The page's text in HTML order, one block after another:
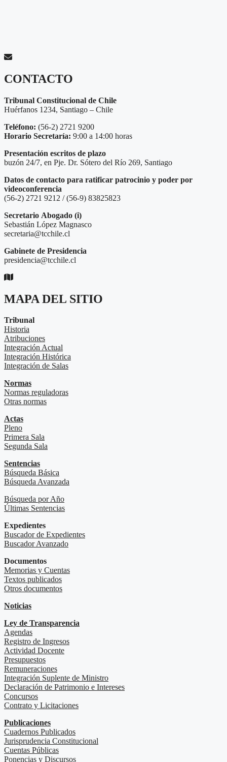
CONTACTO
Tribunal Constitucional de Chile
Huérfanos 1234, Santiago – Chile
Teléfono: (56-2) 2721 9200
Horario Secretaría: 9:00 a 14:00 horas
Presentación escritos de plazo
buzón 24/7, en Pje. Dr. Sótero del Río 269, Santiago
Datos de contacto para ratificar patrocinio y poder por
videoconferencia
(56-2) 2721 9212 / (56-9) 83825823
Secretario Abogado (i)
Sebastián López Magnasco
secretaria@tcchile.cl
Gabinete de Presidencia
presidencia@tcchile.cl
MAPA DEL SITIO
Tribunal
Historia
Atribuciones
Integración Actual
Integración Histórica
Integración de Salas
Normas
Normas reguladoras
Otras normas
Actas
Pleno
Primera Sala
Segunda Sala
Sentencias
Búsqueda Básica
Búsqueda Avanzada
Búsqueda por Año
Últimas Sentencias
Expedientes
Buscador de Expedientes
Buscador Avanzado
Documentos
Memorias y Cuentas
Textos publicados
Otros documentos
Noticias
Ley de Transparencia
Agendas
Registro de Ingresos
Actividad Docente
Presupuestos
Remuneraciones
Integración Suplente de Ministro
Declaración de Patrimonio e Intereses
Concursos
Contrato y Licitaciones
Publicaciones
Cuadernos Publicados
Jurisprudencia Constitucional
Cuentas Públicas
Ponencias y Discursos